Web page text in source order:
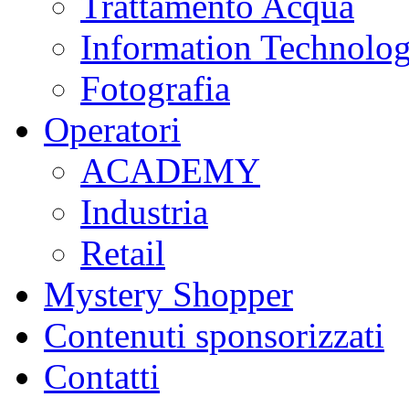
Information
Fotografia
Operatori
ACADEMY
Industria
Retail
Mystery Shopper
Contenuti sponsorizzati
Contatti